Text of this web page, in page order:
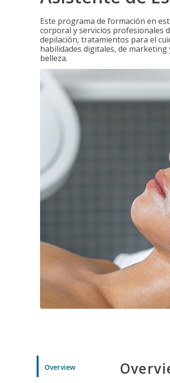
Este programa de formación en
corporal y servicios profesionales
depilación, tratamientos para el
habilidades digitales, de
belleza.
Overview